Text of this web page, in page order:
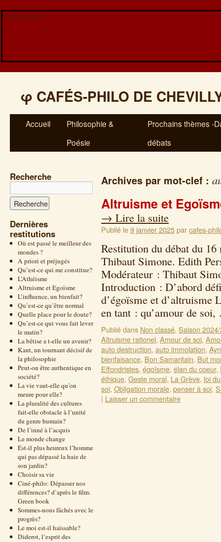
Veuillez patienter...
φ CAFÉS-PHILO DE
Accueil
Philosophie &
Poésie
Prochains thèmes -
débats
Recherche
Dernières
restitutions
Où est passé le meilleur des
mondes ?
A priori et préjugés
Qu’est-ce qui me constitue?
L’Athéisme
Altruisme et Egoïsme
L’influence, un bienfait?
Qu’est-ce qu’être normal
Quelle place pour le doute?
Qu’est-ce qui vous fait lever
le matin?
La bêtise a t-elle un avenir?
Kant, un tournant décisif de
la philosophie
Peut-on être authentique en
société?
La vie vaut-elle qu’on
meure pour elle?
La pluralité des cultures
fait-elle obstacle à l’unité
du genre humain?
De l’inné à l’acquis
Le monde change
Est-il plus heureux l’homme
qui pas dépassé la haie de
son jardin?
Choisir sa vie
Ciné-philo: Dépasser nos
différences? d’après le film:
Green book
Sommes-nous fâchés avec le
progrès?
Le moi est-il haïssable?
Diderot, l’esprit des
Archives par mot-clef :
Altruisme et
→ Lire la suite
Publié le9 janvier 2025parcafes-
Restitution du débat du
Thibaut Simone. Edith
Modérateur : Thibaut
Introduction : D’abord
d’égoïsme et d’altruisme
en tant : qu’amour de
Publié dans Non classé, Saison
Altruisme rationel, Amour de soi,
auto destruction, auto immolation,
bienfaisance, Bon Samaritain, But
Effondristes, égoïsme, élan du coeur,
éthique, Geste moral, La Grève, loi
soi, Obligation morale, penser à soi,
| Laisser un commentaire